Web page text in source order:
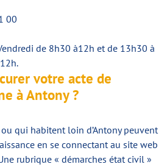
00
de 8h30 à12h et de 13h30 à
votre acte de
à Antony ?
qui habitent loin d’Antony peuvent
en se connectant au site web
rubrique « démarches état civil »